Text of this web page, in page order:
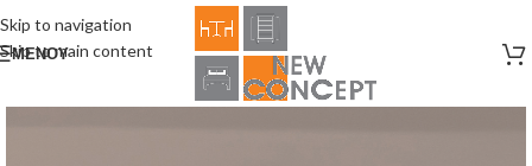
Skip to navigation
Skip to main content
ΜΕΝΟΎ